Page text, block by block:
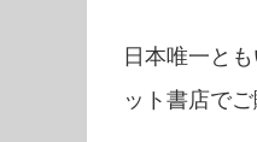
日本唯一と
ット書店でご